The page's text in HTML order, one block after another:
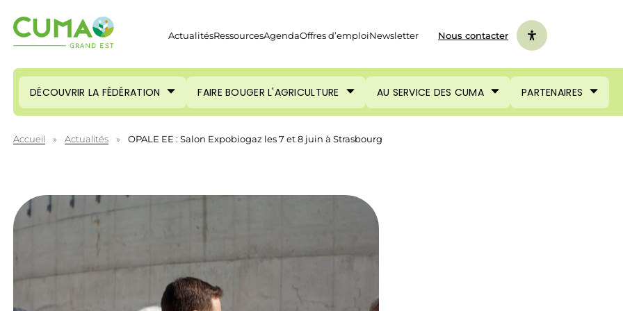
ActualitésRessourcesAgendaOffres d’emploiNewsletter Nous contacter
DÉCOUVRIR LA FÉDÉRATION FAIRE BOUGER L'AGRICULTURE AU SERVICE DES CUMA PARTENAIRES
Accueil » Actualités » OPALE EE : Salon Expobiogaz les 7 et 8 juin à Strasbourg